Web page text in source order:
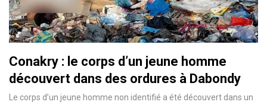
Conakry : le corps d’un jeune homme
découvert dans des ordures à Dabondy
Le corps d’un jeune homme non identifié a été découvert dans un